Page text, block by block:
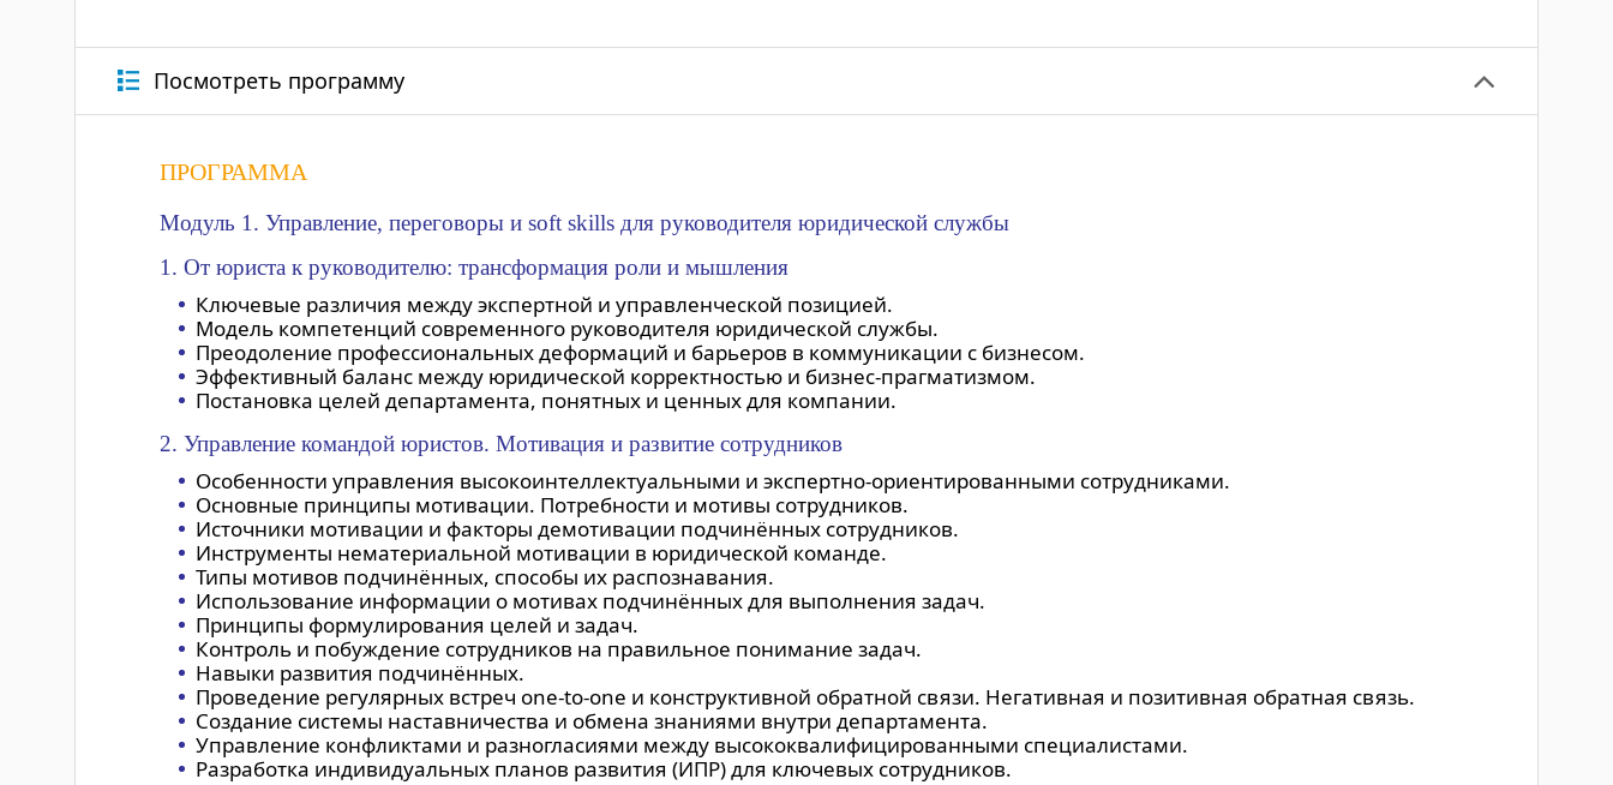
Посмотреть программу
ПРОГРАММА
Модуль 1. Управление, переговоры и soft skills для руководителя юридической службы
1. От юриста к руководителю: трансформация роли и мышления
Ключевые различия между экспертной и управленческой позицией.
Модель компетенций современного руководителя юридической службы.
Преодоление профессиональных деформаций и барьеров в коммуникации с бизнесом.
Эффективный баланс между юридической корректностью и бизнес-прагматизмом.
Постановка целей департамента, понятных и ценных для компании.
2. Управление командой юристов. Мотивация и развитие сотрудников
Особенности управления высокоинтеллектуальными и экспертно-ориентированными сотрудниками.
Основные принципы мотивации. Потребности и мотивы сотрудников.
Источники мотивации и факторы демотивации подчинённых сотрудников.
Инструменты нематериальной мотивации в юридической команде.
Типы мотивов подчинённых, способы их распознавания.
Использование информации о мотивах подчинённых для выполнения задач.
Принципы формулирования целей и задач.
Контроль и побуждение сотрудников на правильное понимание задач.
Навыки развития подчинённых.
Проведение регулярных встреч one-to-one и конструктивной обратной связи. Негативная и позитивная обратная связь.
Создание системы наставничества и обмена знаниями внутри департамента.
Управление конфликтами и разногласиями между высококвалифицированными специалистами.
Разработка индивидуальных планов развития (ИПР) для ключевых сотрудников.